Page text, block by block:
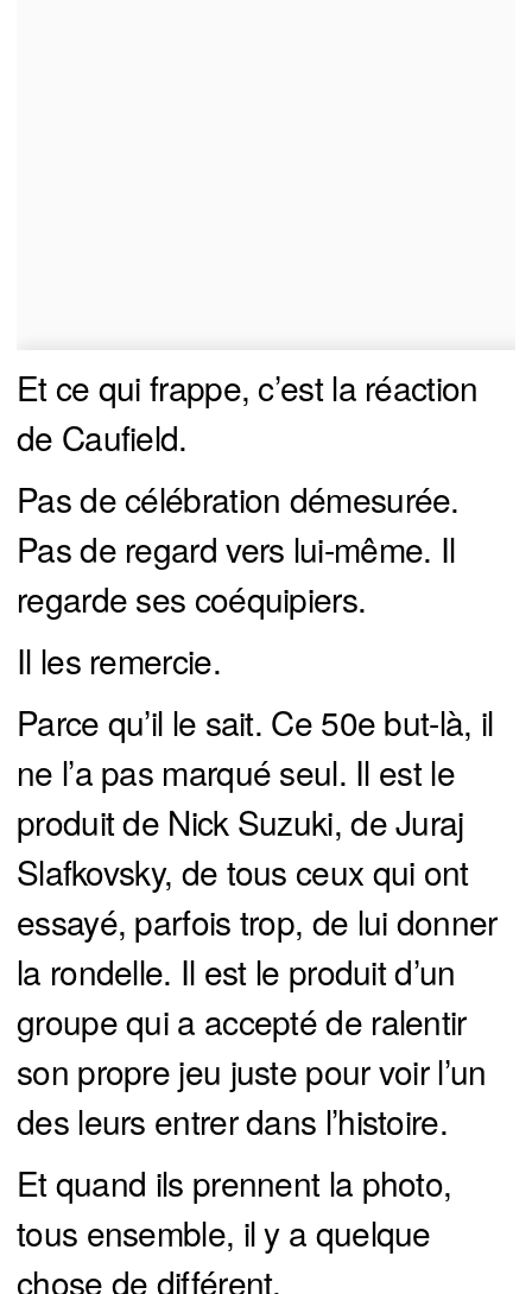
Et ce qui frappe, c’est la réaction
de Caufield.
Pas de célébration démesurée.
Pas de regard vers lui-même. Il
regarde ses coéquipiers.
Il les remercie.
Parce qu’il le sait. Ce 50e but-là, il
ne l’a pas marqué seul. Il est le
produit de Nick Suzuki, de Juraj
Slafkovsky, de tous ceux qui ont
essayé, parfois trop, de lui donner
la rondelle. Il est le produit d’un
groupe qui a accepté de ralentir
son propre jeu juste pour voir l’un
des leurs entrer dans l’histoire.
Et quand ils prennent la photo,
tous ensemble, il y a quelque
chose de différent.